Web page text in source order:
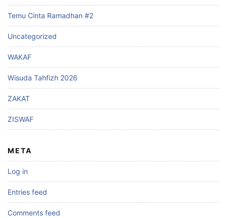
Temu Cinta Ramadhan #2
Uncategorized
WAKAF
Wisuda Tahfizh 2026
ZAKAT
ZISWAF
META
Log in
Entries feed
Comments feed